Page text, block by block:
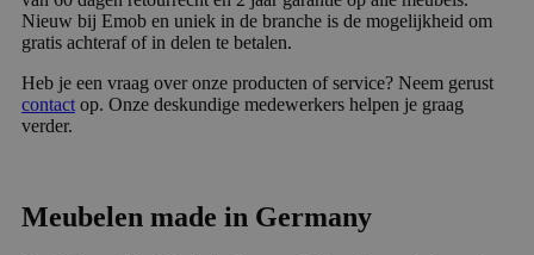
Nieuw bij Emob en uniek in de branche is de mogelijkheid om
gratis achteraf of in delen te betalen.
Heb je een vraag over onze producten of service? Neem gerust
contact op. Onze deskundige medewerkers helpen je graag
verder.
Meubelen made in Germany